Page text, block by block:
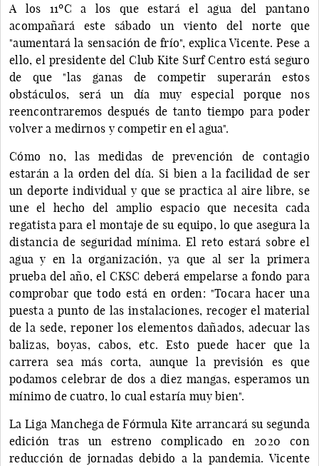
A los 11ºC a los que estará el agua del pantano
acompañará este sábado un viento del norte que
"aumentará la sensación de frío", explica Vicente. Pese a
ello, el presidente del Club Kite Surf Centro está seguro
de que "las ganas de competir superarán estos
obstáculos, será un día muy especial porque nos
reencontraremos después de tanto tiempo para poder
volver a medirnos y competir en el agua".
Cómo no, las medidas de prevención de contagio
estarán a la orden del día. Si bien a la facilidad de ser
un deporte individual y que se practica al aire libre, se
une el hecho del amplio espacio que necesita cada
regatista para el montaje de su equipo, lo que asegura la
distancia de seguridad mínima. El reto estará sobre el
agua y en la organización, ya que al ser la primera
prueba del año, el CKSC deberá empelarse a fondo para
comprobar que todo está en orden: "Tocara hacer una
puesta a punto de las instalaciones, recoger el material
de la sede, reponer los elementos dañados, adecuar las
balizas, boyas, cabos, etc. Esto puede hacer que la
carrera sea más corta, aunque la previsión es que
podamos celebrar de dos a diez mangas, esperamos un
mínimo de cuatro, lo cual estaría muy bien".
La Liga Manchega de Fórmula Kite arrancará su segunda
edición tras un estreno complicado en 2020 con
reducción de jornadas debido a la pandemia. Vicente